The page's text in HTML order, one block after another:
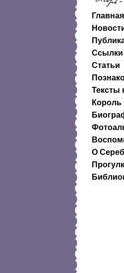
Ссылки
Статьи
Тексты
Король
О